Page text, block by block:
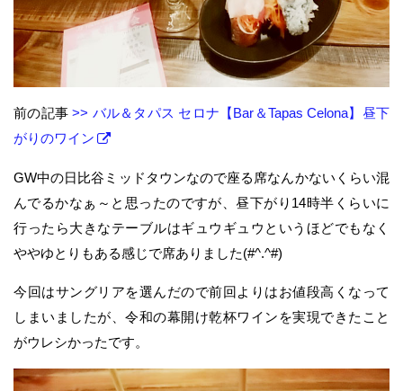
前の記事>> バル＆タパス セロナ【Bar＆Tapas Celona】昼下
がりのワイン
GW中の日比谷ミッドタウンなので座る席なんかないくらい混
んでるかなぁ～と思ったのですが、昼下がり14時半くらいに
行ったら大きなテーブルはギュウギュウというほどでもなく
ややゆとりもある感じで席ありました(#^.^#)
今回はサングリアを選んだので前回よりはお値段高くなって
しまいましたが、令和の幕開け乾杯ワインを実現できたこと
がウレシかったです。